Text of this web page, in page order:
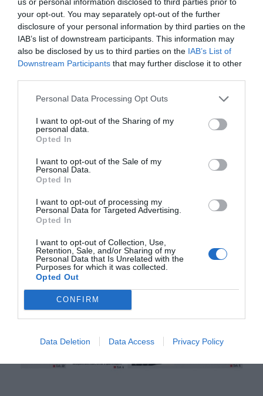
your opt-out. You may separately opt-out of the further
disclosure of your personal information by third parties on the
IAB’s list of downstream participants. This information may
also be disclosed by us to third parties on the IAB’s List of
Downstream Participants that may further disclose it to other
Personal Data Processing Opt Outs
I want to opt-out of the Sharing of my
personal data.
Opted In
I want to opt-out of the Sale of my
Personal Data.
Opted In
I want to opt-out of processing my
Personal Data for Targeted Advertising.
Opted In
I want to opt-out of Collection, Use,
Retention, Sale, and/or Sharing of my
Personal Data that Is Unrelated with the
Purposes for which it was collected.
Opted Out
CONFIRM
Data Deletion Data Access Privacy Policy
ΔΕΊΤΕ ΕΠΊΣΗΣ...